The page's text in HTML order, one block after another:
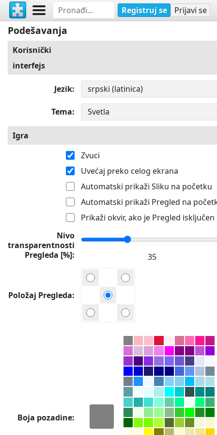
Registruj se Prijavi se
Podešavanja
Korisnički
interfejs
Jezik
Tema
Igra
Zvuci
Uvećaj preko celog ekrana
Automatski prikaži Sliku na početku
Automatski prikaži Pregled na
Prikaži okvir, ako je Pregled isključen
Nivo
transparentnosti
Pregleda [%]
Položaj Pregleda
Boja pozadine